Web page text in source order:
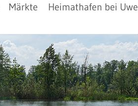
Märkte Heimathafen bei Uwe